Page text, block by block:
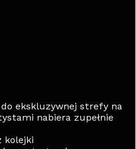
do ekskluzywnej strefy na
nabiera zupełnie
kolejki